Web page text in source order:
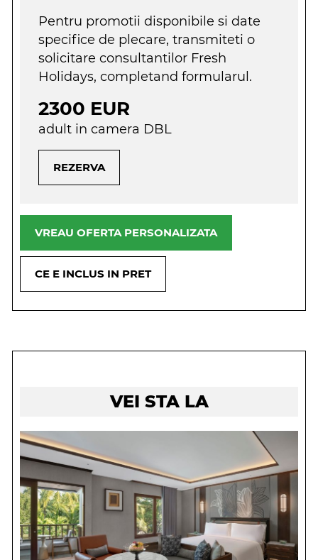
Pentru promotii disponibile si date
specifice de plecare, transmiteti o
solicitare consultantilor Fresh
Holidays, completand formularul.
2300 EUR
adult in camera DBL
REZERVA
VREAU OFERTA PERSONALIZATA
CE E INCLUS IN PRET
VEI STA LA